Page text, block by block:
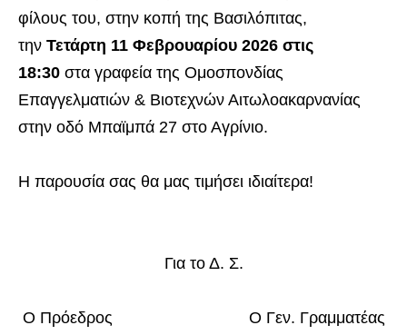
φίλους του, στην κοπή της Βασιλόπιτας,
την Τετάρτη 11 Φεβρουαρίου 2026 στις
18:30 στα γραφεία της Ομοσπονδίας
Επαγγελματιών & Βιοτεχνών Αιτωλοακαρνανίας
στην οδό Μπαϊμπά 27 στο Αγρίνιο.
Η παρουσία σας θα μας τιμήσει ιδιαίτερα!
Για το Δ. Σ.
Ο Πρόεδρος Ο Γεν. Γραμματέας